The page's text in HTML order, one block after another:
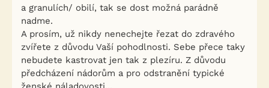
a granulích/ obilí, tak se dost možná parádně
nadme.
A prosím, už nikdy nenechejte řezat do zdravého
zvířete z důvodu Vaší pohodlnosti. Sebe přece taky
nebudete kastrovat jen tak z plezíru. Z důvodu
předcházení nádorům a pro odstranění typické